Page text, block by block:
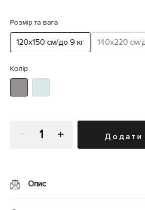
Розмір та вага
120х150 см/до 9 кг 140х220 см/
Колір
− +
Опис